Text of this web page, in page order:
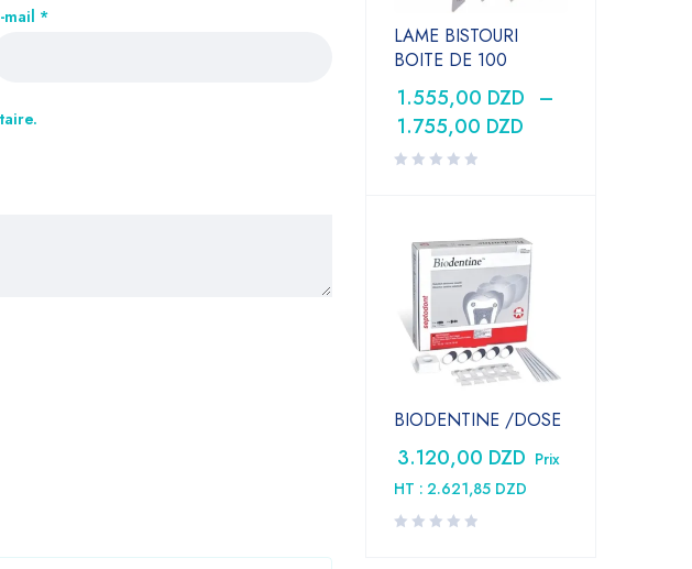
mail *
LAME BISTOURI
BOITE DE 100
1.555,00 DZD –
1.755,00 DZD
BIODENTINE /DOSE
3.120,00 DZD Prix
HT : 2.621,85 DZD